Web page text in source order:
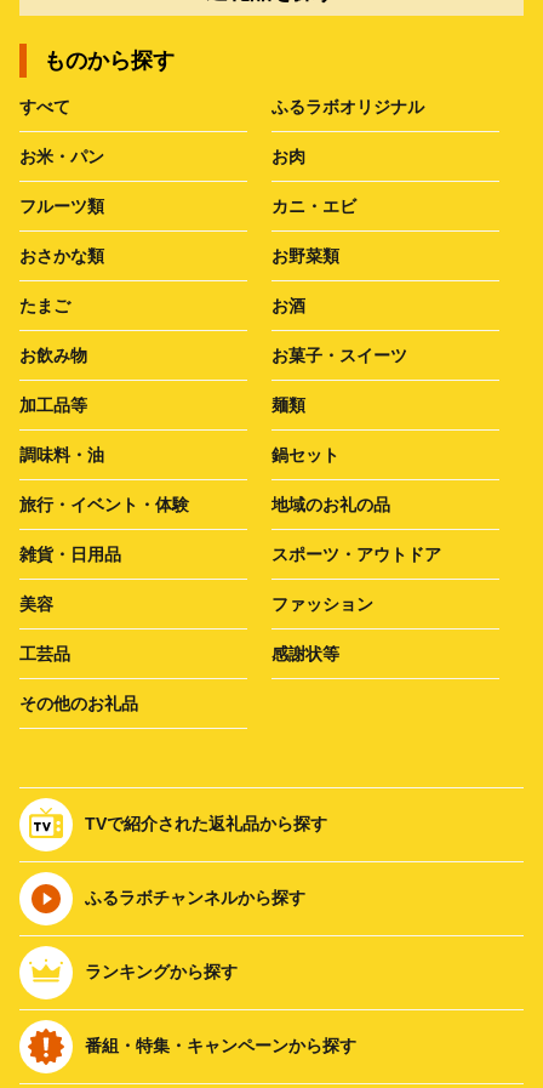
ものから探す
すべて ふるラボオリジナル
お米・パン お肉
フルーツ類 カニ・エビ
おさかな類 お野菜類
たまご お酒
お飲み物 お菓子・スイーツ
加工品等 麺類
調味料・油 鍋セット
旅行・イベント・体験 地域のお礼の品
雑貨・日用品 スポーツ・アウトドア
美容 ファッション
工芸品 感謝状等
その他のお礼品
TVで紹介された返礼品から探す
ふるラボチャンネルから探す
ランキングから探す
番組・特集・キャンペーンから探す